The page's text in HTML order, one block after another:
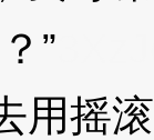
”
摇滚